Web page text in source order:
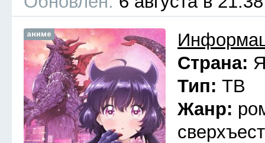
аниме
Страна:
Тип: ТВ
Жанр: